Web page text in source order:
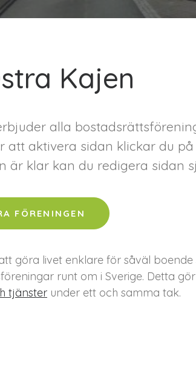
Kajen
alla
att aktivera sidan klickar du
är klar kan du redigera sidan
FÖRENINGEN
göra livet enklare för såväl
runt om i Sverige. Detta
tjänster under ett och samma tak.